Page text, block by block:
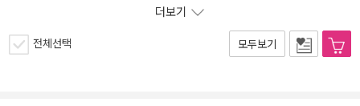
더보기
전체선택 모두보기